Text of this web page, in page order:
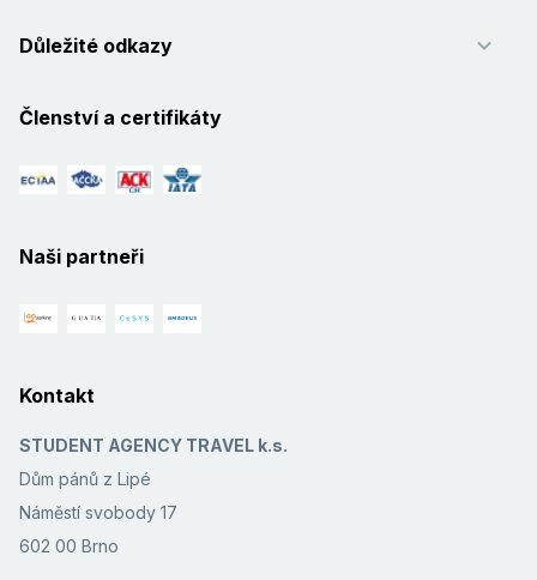
Důležité odkazy
Členství a certifikáty
Naši partneři
Kontakt
STUDENT AGENCY TRAVEL k.s.
Dům pánů z Lipé
Náměstí svobody 17
602 00 Brno